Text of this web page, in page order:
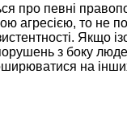
про певні
агресією, то не
Якщо
з боку
на